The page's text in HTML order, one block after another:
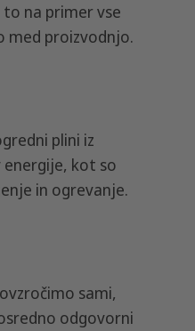
na primer vse
med proizvodnjo.
plini iz
energije, kot so
in ogrevanje.
sami,
odgovorni